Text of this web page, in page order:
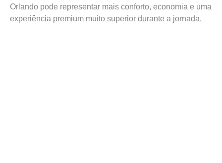
Orlando pode representar mais conforto, economia e uma
experiência premium muito superior durante a jornada.